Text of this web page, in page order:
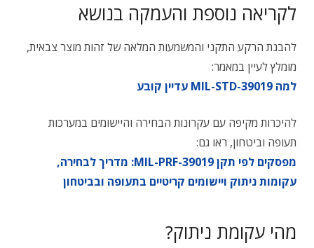
לקריאה נוספת והעמקה בנושא
להבנת הרקע התקני והמשמעות המלאה של זהות מוצר צבאית,
מומלץ לעיין במאמר:
למה MIL-STD-39019 עדיין קובע
להיכרות מקיפה עם עקרונות הבחירה והיישומים במערכות
תעופה וביטחון, ראו גם:
מפסקים לפי תקן MIL-PRF-39019: מדריך לבחירה,
עקומות ניתוק ויישומים קריטיים בתעופה ובביטחון
מהי עקומת ניתוק?